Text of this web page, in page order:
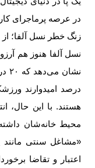
در عرصه پرماجرای
زنگ خطر نسل آلفا؛ از
نسل آلفا هنوز هم
نشان می‌دهد که ۲۰
درصد امیدوارند
هستند. با این حال،
محیط خانه‌شان
«مشاغل سنتی
اعتبار و تقاضا